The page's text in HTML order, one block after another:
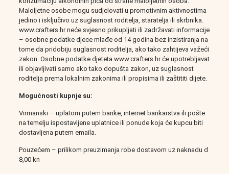
Maloljetne osobe mogu sudjelovati u promotivnim aktivnostima
jedino i isključivo uz suglasnost roditelja, staratelja ili skrbnika.
www.crafters.hr neće svjesno prikupljati ili zadržavati informacije
– osobne podatke djece mlađe od 14 godina bez inzistiranja na
tome da pridobiju suglasnost roditelja, ako tako zahtijeva važeći
zakon. Osobne podatke djeteta www.crafters.hr će upotrebljavat
ili objavljivati samo ako tako dopušta zakon, uz suglasnost
roditelja prema lokalnim zakonima ili propisima ili zaštititi dijete.
Mogućnosti kupnje su:
Virmanski – uplatom putem banke, internet bankarstva ili pošte
na temelju ispostavljene uplatnice ili ponude koja će kupcu biti
dostavljena putem emaila.
Pouzećem – prilikom preuzimanja robe dostavom uz naknadu d
8,00 kn